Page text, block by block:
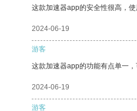
这款加速器app的安全性很高，
2024-06-19
游客
这款加速器app的功能有点单一
2024-06-19
游客